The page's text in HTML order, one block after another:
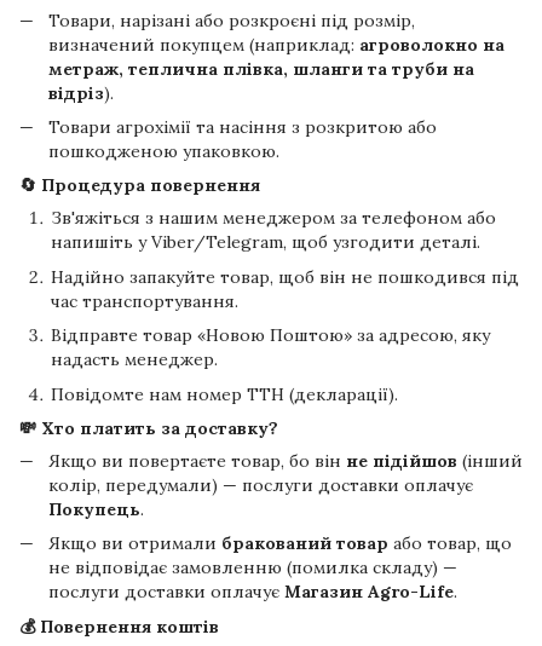
Товари, нарізані або розкроєні під розмір,
визначений покупцем (наприклад: агроволокно на
метраж, теплична плівка, шланги та труби на
відріз).
Товари агрохімії та насіння з розкритою або
пошкодженою упаковкою.
🔄 Процедура повернення
Зв'яжіться з нашим менеджером за телефоном або
напишіть у Viber/Telegram, щоб узгодити деталі.
Надійно запакуйте товар, щоб він не пошкодився під
час транспортування.
Відправте товар «Новою Поштою» за адресою, яку
надасть менеджер.
Повідомте нам номер ТТН (декларації).
💸 Хто платить за доставку?
Якщо ви повертаєте товар, бо він не підійшов (інший
колір, передумали) — послуги доставки оплачує
Покупець.
Якщо ви отримали бракований товар або товар, що
не відповідає замовленню (помилка складу) —
послуги доставки оплачує Магазин Agro-Life.
💰 Повернення коштів